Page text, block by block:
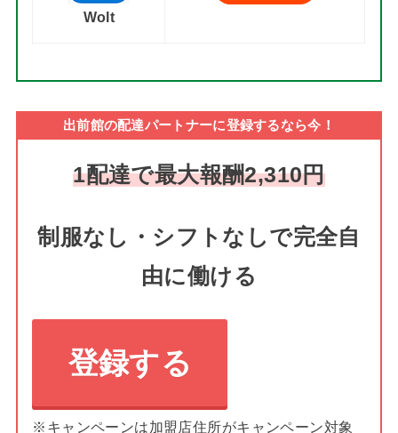
Wolt
出前館の配達パートナーに登録するなら今！
1配達で最大報酬2,310円
制服なし・シフトなしで完全自
由に働ける
登録する
※キャンペーンは加盟店住所がキャンペーン対象